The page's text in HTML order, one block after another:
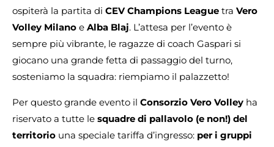
ospiterà la partita di CEV Champions League tra Vero
Volley Milano e Alba Blaj. L’attesa per l’evento è
sempre più vibrante, le ragazze di coach Gaspari si
giocano una grande fetta di passaggio del turno,
sosteniamo la squadra: riempiamo il palazzetto!
Per questo grande evento il Consorzio Vero Volley ha
riservato a tutte le squadre di pallavolo (e non!) del
territorio una speciale tariffa d’ingresso: per i gruppi